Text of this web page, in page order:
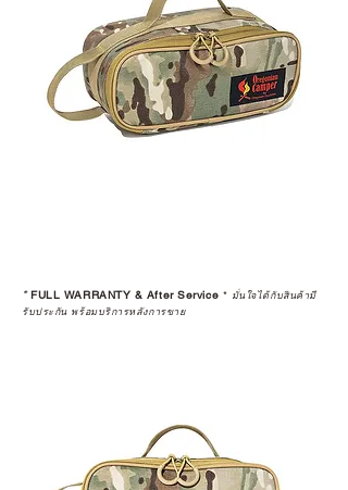
*FULL WARRANTY & After Service * มั่นใจได้กับสินค้ามี
รับประกัน พร้อมบริการหลังการขาย